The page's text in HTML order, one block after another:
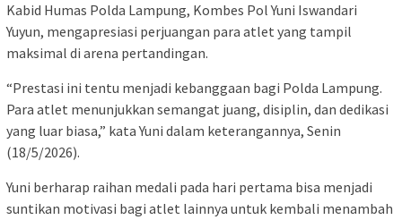
Kabid Humas Polda Lampung, Kombes Pol Yuni Iswandari
Yuyun, mengapresiasi perjuangan para atlet yang tampil
maksimal di arena pertandingan.
“Prestasi ini tentu menjadi kebanggaan bagi Polda Lampung.
Para atlet menunjukkan semangat juang, disiplin, dan dedikasi
yang luar biasa,” kata Yuni dalam keterangannya, Senin
(18/5/2026).
Yuni berharap raihan medali pada hari pertama bisa menjadi
suntikan motivasi bagi atlet lainnya untuk kembali menambah